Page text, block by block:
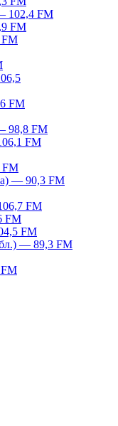
102,4 FM
FM
FM
FM
98,8 FM
FM
— 90,3 FM
FM
FM
FM
— 89,3 FM